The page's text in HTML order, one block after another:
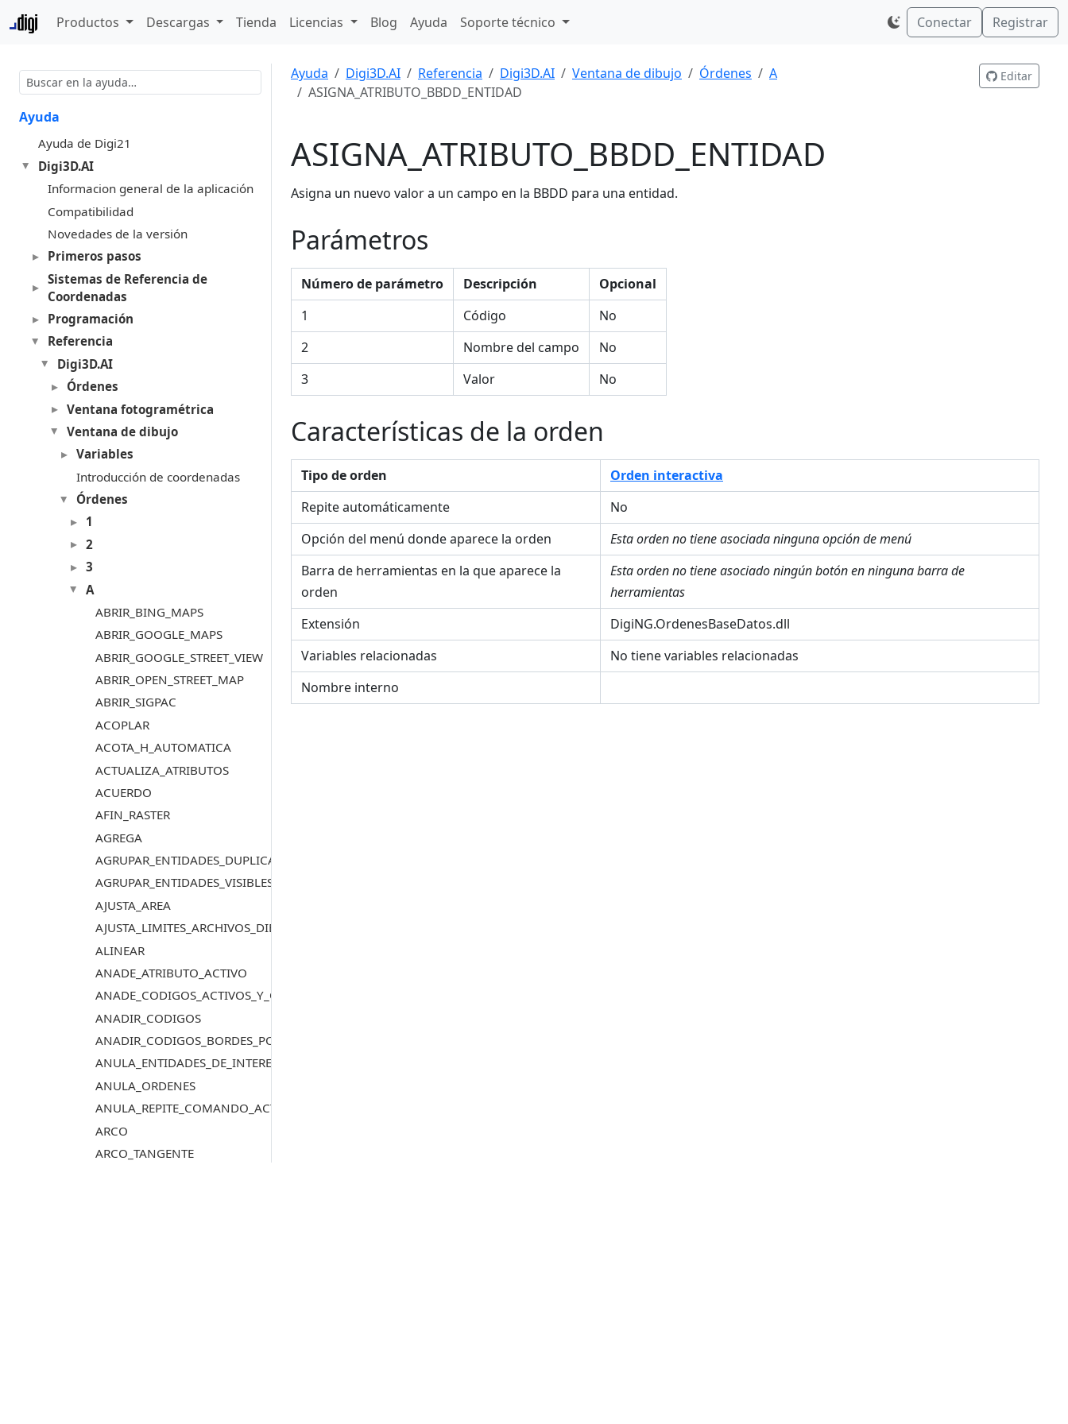
Productos Descargas Tienda Licencias Blog Ayuda Soporte técnico Conectar Registrar
Ayuda
Ayuda de Digi21
Digi3D.AI
Informacion general de la aplicación
Compatibilidad
Novedades de la versión
Primeros pasos
Sistemas de Referencia de
Coordenadas
Programación
Referencia
Digi3D.AI
Órdenes
Ventana fotogramétrica
Ventana de dibujo
Variables
Introducción de coordenadas
Órdenes
1
2
3
A
ABRIR_BING_MAPS
ABRIR_GOOGLE_MAPS
ABRIR_GOOGLE_STREET_VIEW
ABRIR_OPEN_STREET_MAP
ABRIR_SIGPAC
ACOPLAR
ACOTA_H_AUTOMATICA
ACTUALIZA_ATRIBUTOS
ACUERDO
AFIN_RASTER
AGREGA
AGRUPAR_ENTIDADES_DUPLICADAS
AGRUPAR_ENTIDADES_VISIBLES_DUPLICADAS
AJUSTA_AREA
AJUSTA_LIMITES_ARCHIVOS_DIBUJO
ALINEAR
ANADE_ATRIBUTO_ACTIVO
ANADE_CODIGOS_ACTIVOS_Y_CENTROIDE
ANADIR_CODIGOS
ANADIR_CODIGOS_BORDES_POLIGONOS_TOPOLOGIA
ANULA_ENTIDADES_DE_INTERES
ANULA_ORDENES
ANULA_REPITE_COMANDO_ACTIVO
ARCO
ARCO_TANGENTE
Ayuda Digi3D.AI Referencia Digi3D.AI Ventana de dibujo Órdenes
A
ASIGNA_ATRIBUTO_BBDD_ENTIDAD
Editar
ASIGNA_ATRIBUTO_BBDD_ENTIDAD
Asigna un nuevo valor a un campo en la BBDD para una entidad.
Parámetros
Número de parámetro Descripción
Opcional
1
Código
No
2
Nombre del campo
No
3
Valor No
Características de la orden
Tipo de orden
Orden interactiva
Repite automáticamente
No
Opción del menú donde aparece la orden
Esta orden no tiene asociada ninguna opción de menú
Barra de herramientas en la que aparece la
orden
Esta orden no tiene asociado ningún botón en ninguna barra de
herramientas
Extensión
DigiNG.OrdenesBaseDatos.dll
Variables relacionadas
No tiene variables relacionadas
Nombre interno